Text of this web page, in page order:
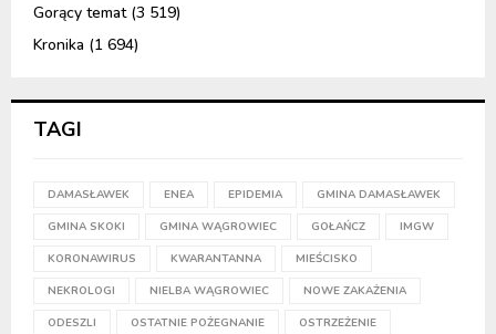
Gorący temat(3 519)
Kronika (1 694)
TAGI
DAMASŁAWEK ENEA EPIDEMIA GMINA DAMASŁAWEK
GMINA SKOKI GMINA WĄGROWIEC GOŁAŃCZ IMGW
KORONAWIRUS KWARANTANNA MIEŚCISKO
NEKROLOGI NIELBA WĄGROWIEC NOWE ZAKAŻENIA
ODESZLI OSTATNIE POŻEGNANIE OSTRZEŻENIE